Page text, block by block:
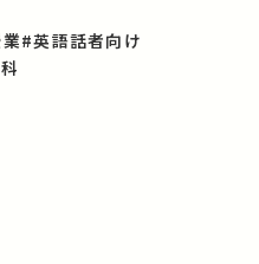
#英語話者向け